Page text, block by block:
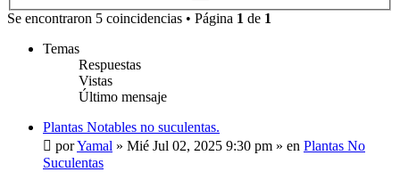
Se encontraron 5 coincidencias • Página 1 de 1
Temas
Respuestas
Vistas
Último mensaje
Plantas Notables no suculentas.
porYamal » Mié Jul 02, 2025 9:30 pm » en Plantas No
Suculentas